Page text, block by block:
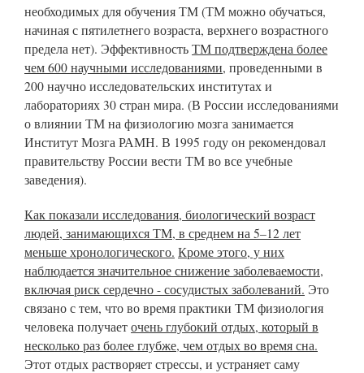
необходимых для обучения ТМ (ТМ можно обучаться,
начиная с пятилетнего возраста, верхнего возрастного
предела нет). Эффективность ТМ подтверждена более
чем 600 научными исследованиями, проведенными в
200 научно исследовательских институтах и
лабораториях 30 стран мира. (В России исследованиями
о влиянии ТМ на физиологию мозга занимается
Институт Мозга РАМН. В 1995 году он рекомендовал
правительству России вести ТМ во все учебные
заведения).
Как показали исследования, биологический возраст
людей, занимающихся ТМ, в среднем на 5–12 лет
меньше хронологического. Кроме этого, у них
наблюдается значительное снижение заболеваемости,
включая риск сердечно - сосудистых заболеваний. Это
связано с тем, что во время практики ТМ физиология
человека получает очень глубокий отдых, который в
несколько раз более глубже, чем отдых во время сна.
Этот отдых растворяет стрессы, и устраняет саму